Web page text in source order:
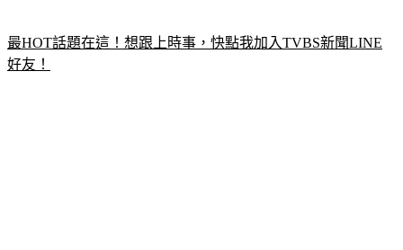
最HOT話題在這！想跟上時事，快點我加入TVBS新聞LINE
好友！